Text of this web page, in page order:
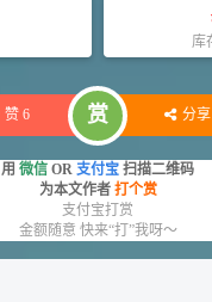
库
赞 6 赏 分享
用 微信 OR 支付宝 扫描二维码
为本文作者 打个赏
支付宝打赏
金额随意 快来“打”我呀～